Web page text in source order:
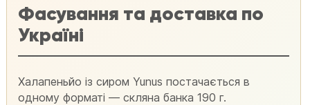
Фасування та доставка по
Україні
Халапеньйо із сиром Yunus постачається в
одному форматі — скляна банка 190 г.